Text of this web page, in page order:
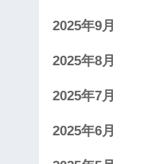
2025年9月
2025年8月
2025年7月
2025年6月